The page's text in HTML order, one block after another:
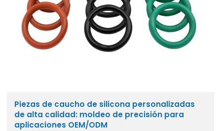
Piezas de caucho de silicona personalizadas
de alta calidad: moldeo de precisión para
aplicaciones OEM/ODM